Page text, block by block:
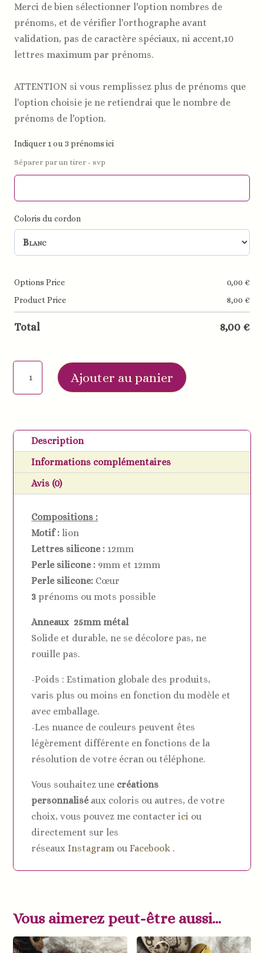
Merci de bien sélectionner l'option nombres de
prénoms, et de vérifier l'orthographe avant
validation, pas de caractère spéciaux, ni accent,10
lettres maximum par prénoms.
ATTENTION si vous remplissez plus de prénoms que
l'option choisie je ne retiendrai que le nombre de
prénoms de l'option.
Indiquer 1 ou 3 prénoms ici
Séparer par un tirer - svp
Coloris du cordon
Options Price 0,00 €
Product Price
8,00 €
Total 8,00 €
lion
personnalisés
silicone
-
Plusieurs
coloris
Ajouter au panier
Description
Informations complémentaires
Avis (0)
Compositions :
Motif : lion
Lettres silicone : 12mm
Perle silicone : 9mm et 12mm
Perle silicone: Cœur
3 prénoms ou mots possible
Anneaux 25mm métal
Solide et durable, ne se décolore pas, ne
rouille pas.
-Poids : Estimation globale des produits,
varis plus ou moins en fonction du modèle et
avec emballage.
-Les nuance de couleurs peuvent êtes
légèrement différente en fonctions de la
résolution de votre écran ou téléphone.
Vous souhaitez une créations
personnaliséaux coloris ou autres, de votre
choix, vous pouvez me contacterici ou
directement sur les
réseauxInstagram ouFacebook .
Vous aimerez peut-être aussi…